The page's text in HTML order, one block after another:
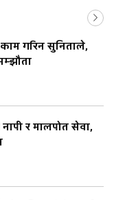
गरिन सुनिताले,
र मालपोत सेवा,